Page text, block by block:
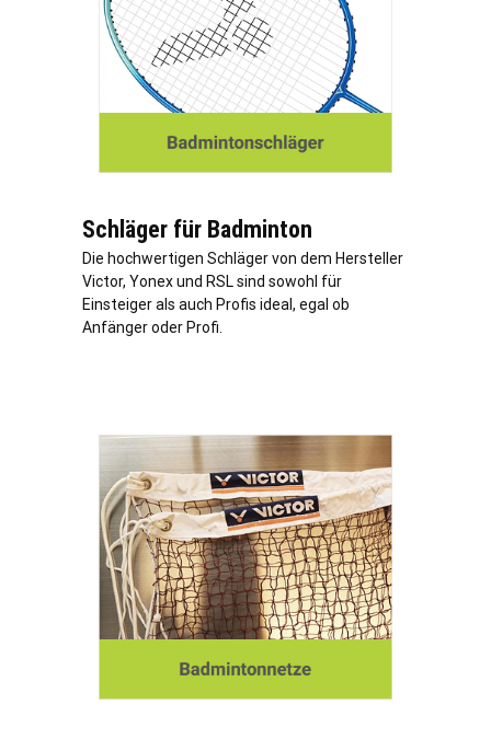
Schläger für Badminton
Die hochwertigen Schläger von dem Hersteller
Victor, Yonex und RSL sind sowohl für
Einsteiger als auch Profis ideal, egal ob
Anfänger oder Profi.